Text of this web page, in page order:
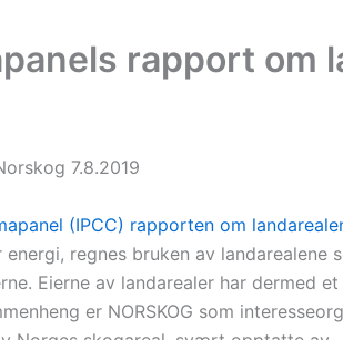
rapport om
7.8.2019
(IPCC) rapporten om
energi, regnes bruken av landarealene
Eierne av landarealer har dermed
er NORSKOG som